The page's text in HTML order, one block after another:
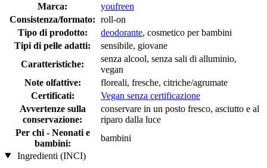
Marca:
youfreen
Consistenza/formato: roll-on
Tipo di prodotto:
deodorante, cosmetico per bambini
Tipi di pelle adatti:
sensibile, giovane
Caratteristiche:
senza alcool, senza sali di alluminio,
vegan
Note olfattive:
floreali, fresche, citriche/agrumate
Certificati:
Vegan senza certificazione
Avvertenze sulla
conservazione:
conservare in un posto fresco, asciutto e al
riparo dalla luce
Per chi - Neonati e
bambini:
bambini
Ingredienti (INCI)